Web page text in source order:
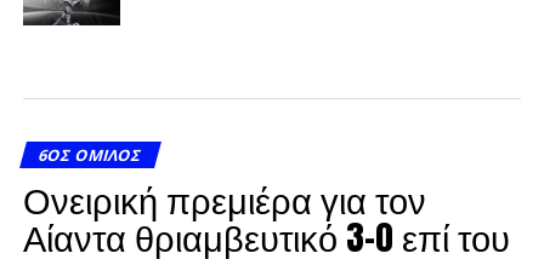
6ΟΣ ΌΜΙΛΟΣ
Ονειρική πρεμιέρα για τον
Αίαντα θριαμβευτικό 3-0 επί του